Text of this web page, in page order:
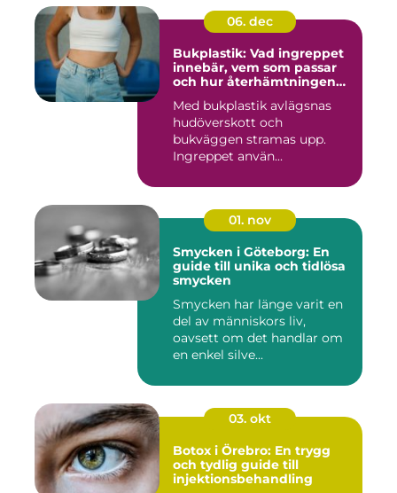
06. dec
Bukplastik: Vad ingreppet
innebär, vem som passar
och hur återhämtningen
Med bukplastik avlägsnas
hudöverskott och
bukväggen stramas upp.
Ingreppet använ...
01. nov
Smycken i Göteborg: En
guide till unika och tidlösa
smycken
Smycken har länge varit en
del av människors liv,
oavsett om det handlar om
en enkel silve...
03. okt
Botox i Örebro: En trygg
och tydlig guide till
injektionsbehandling